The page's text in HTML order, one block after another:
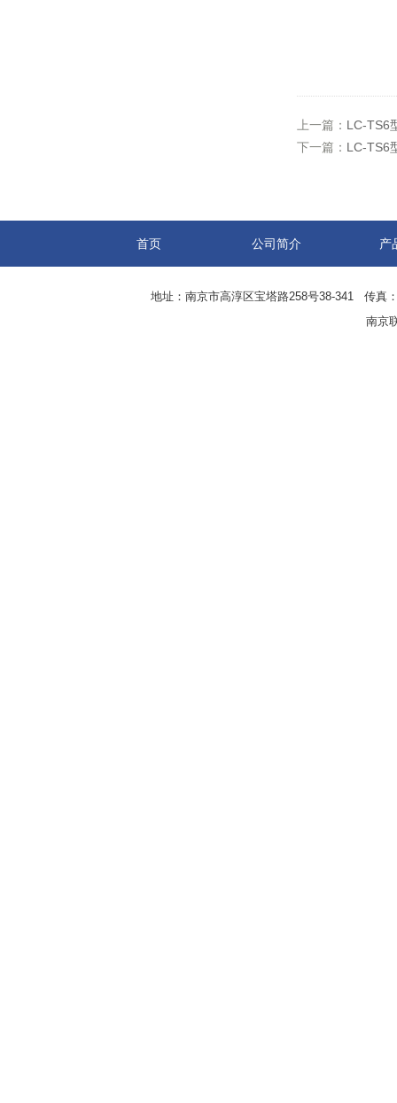
上一篇： LC-TS6
下一篇： LC-TS6
首页 公司简介 产
地址：南京市高淳区宝塔路258号38-341 传真
南京